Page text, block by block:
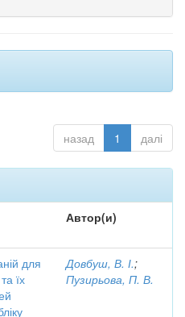
назад 1 далі
Автор(и)
для
їх
Довбуш, В. І.;
Пузирьова, П. В.